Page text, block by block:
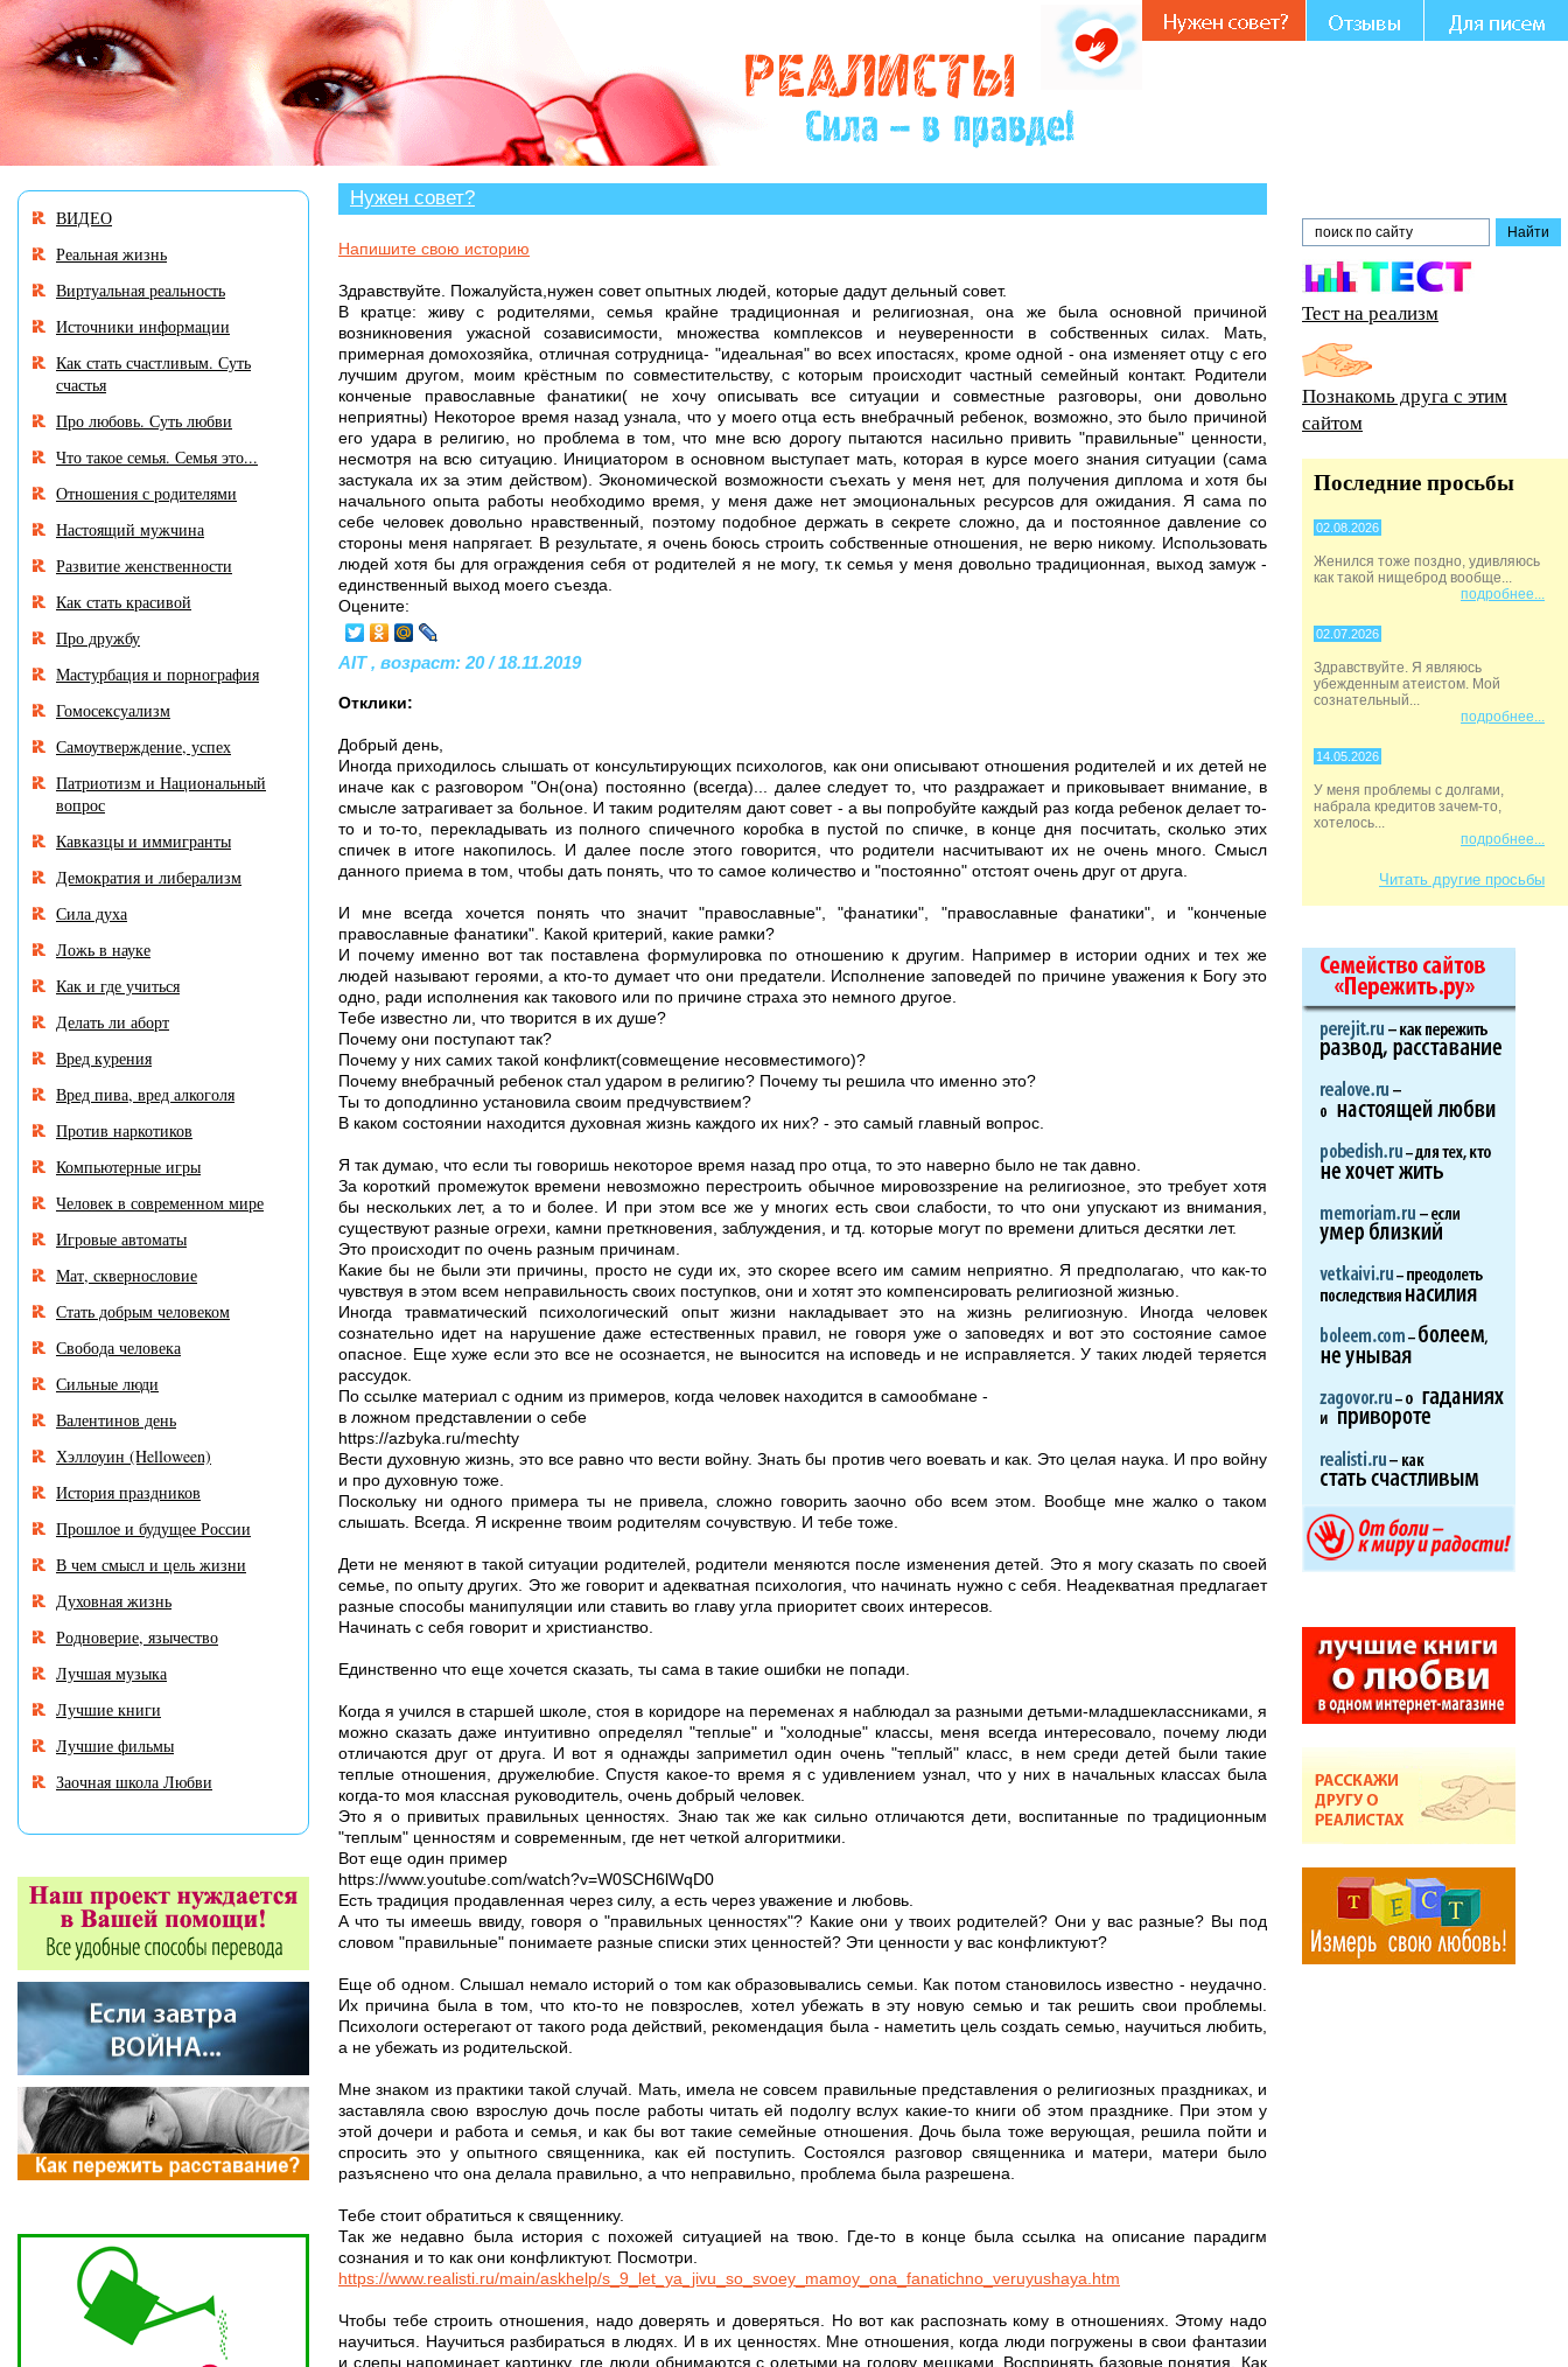
В разделе «Нужен совет?» много историй, авторы которых остро нуждаются в Вашем участии и совете.
Нужен совет?
Напишите свою историю
Здравствуйте. Пожалуйста,нужен совет опытных людей, которые дадут дельный совет.
В кратце: живу с родителями, семья крайне традиционная и религиозная, она же была основной причиной
возникновения ужасной созависимости, множества комплексов и неуверенности в собственных силах. Мать,
примерная домохозяйка, отличная сотрудница- "идеальная" во всех ипостасях, кроме одной - она изменяет отцу с его
лучшим другом, моим крёстным по совместительству, с которым происходит частный семейный контакт. Родители
конченые православные фанатики( не хочу описывать все ситуации и совместные разговоры, они довольно
неприятны) Некоторое время назад узнала, что у моего отца есть внебрачный ребенок, возможно, это было причиной
его удара в религию, но проблема в том, что мне всю дорогу пытаются насильно привить "правильные" ценности,
несмотря на всю ситуацию. Инициатором в основном выступает мать, которая в курсе моего знания ситуации (сама
застукала их за этим действом). Экономической возможности съехать у меня нет, для получения диплома и хотя бы
начального опыта работы необходимо время, у меня даже нет эмоциональных ресурсов для ожидания. Я сама по
себе человек довольно нравственный, поэтому подобное держать в секрете сложно, да и постоянное давление со
стороны меня напрягает. В результате, я очень боюсь строить собственные отношения, не верю никому. Использовать
людей хотя бы для ограждения себя от родителей я не могу, т.к семья у меня довольно традиционная, выход замуж -
единственный выход моего съезда.
Оцените:
AIT , возраст: 20 / 18.11.2019
Отклики:
Добрый день,
Иногда приходилось слышать от консультирующих психологов, как они описывают отношения родителей и их детей не
иначе как с разговором "Он(она) постоянно (всегда)... далее следует то, что раздражает и приковывает внимание, в
смысле затрагивает за больное. И таким родителям дают совет - а вы попробуйте каждый раз когда ребенок делает то-
то и то-то, перекладывать из полного спичечного коробка в пустой по спичке, в конце дня посчитать, сколько этих
спичек в итоге накопилось. И далее после этого говорится, что родители насчитывают их не очень много. Смысл
данного приема в том, чтобы дать понять, что то самое количество и "постоянно" отстоят очень друг от друга.
И мне всегда хочется понять что значит "православные", "фанатики", "православные фанатики", и "конченые
православные фанатики". Какой критерий, какие рамки?
И почему именно вот так поставлена формулировка по отношению к другим. Например в истории одних и тех же
людей называют героями, а кто-то думает что они предатели. Исполнение заповедей по причине уважения к Богу это
одно, ради исполнения как такового или по причине страха это немного другое.
Тебе известно ли, что творится в их душе?
Почему они поступают так?
Почему у них самих такой конфликт(совмещение несовместимого)?
Почему внебрачный ребенок стал ударом в религию? Почему ты решила что именно это?
Ты то доподлинно установила своим предчувствием?
В каком состоянии находится духовная жизнь каждого их них? - это самый главный вопрос.
Я так думаю, что если ты говоришь некоторое время назад про отца, то это наверно было не так давно.
За короткий промежуток времени невозможно перестроить обычное мировоззрение на религиозное, это требует хотя
бы нескольких лет, а то и более. И при этом все же у многих есть свои слабости, то что они упускают из внимания,
существуют разные огрехи, камни преткновения, заблуждения, и тд. которые могут по времени длиться десятки лет.
Это происходит по очень разным причинам.
Какие бы не были эти причины, просто не суди их, это скорее всего им самим неприятно. Я предполагаю, что как-то
чувствуя в этом всем неправильность своих поступков, они и хотят это компенсировать религиозной жизнью.
Иногда травматический психологический опыт жизни накладывает это на жизнь религиозную. Иногда человек
сознательно идет на нарушение даже естественных правил, не говоря уже о заповедях и вот это состояние самое
опасное. Еще хуже если это все не осознается, не выносится на исповедь и не исправляется. У таких людей теряется
рассудок.
По ссылке материал с одним из примеров, когда человек находится в самообмане -
в ложном представлении о себе
https://azbyka.ru/mechty
Вести духовную жизнь, это все равно что вести войну. Знать бы против чего воевать и как. Это целая наука. И про войну
и про духовную тоже.
Поскольку ни одного примера ты не привела, сложно говорить заочно обо всем этом. Вообще мне жалко о таком
слышать. Всегда. Я искренне твоим родителям сочувствую. И тебе тоже.
Дети не меняют в такой ситуации родителей, родители меняются после изменения детей. Это я могу сказать по своей
семье, по опыту других. Это же говорит и адекватная психология, что начинать нужно с себя. Неадекватная предлагает
разные способы манипуляции или ставить во главу угла приоритет своих интересов.
Начинать с себя говорит и христианство.
Единственно что еще хочется сказать, ты сама в такие ошибки не попади.
Когда я учился в старшей школе, стоя в коридоре на переменах я наблюдал за разными детьми-младшеклассниками, я
можно сказать даже интуитивно определял "теплые" и "холодные" классы, меня всегда интересовало, почему люди
отличаются друг от друга. И вот я однажды заприметил один очень "теплый" класс, в нем среди детей были такие
теплые отношения, дружелюбие. Спустя какое-то время я с удивлением узнал, что у них в начальных классах была
когда-то моя классная руководитель, очень добрый человек.
Это я о привитых правильных ценностях. Знаю так же как сильно отличаются дети, воспитанные по традиционным
"теплым" ценностям и современным, где нет четкой алгоритмики.
Вот еще один пример
https://www.youtube.com/watch?v=W0SCH6lWqD0
Есть традиция продавленная через силу, а есть через уважение и любовь.
А что ты имеешь ввиду, говоря о "правильных ценностях"? Какие они у твоих родителей? Они у вас разные? Вы под
словом "правильные" понимаете разные списки этих ценностей? Эти ценности у вас конфликтуют?
Еще об одном. Слышал немало историй о том как образовывались семьи. Как потом становилось известно - неудачно.
Их причина была в том, что кто-то не повзрослев, хотел убежать в эту новую семью и так решить свои проблемы.
Психологи остерегают от такого рода действий, рекомендация была - наметить цель создать семью, научиться любить,
а не убежать из родительской.
Мне знаком из практики такой случай. Мать, имела не совсем правильные представления о религиозных праздниках, и
заставляла свою взрослую дочь после работы читать ей подолгу вслух какие-то книги об этом празднике. При этом у
этой дочери и работа и семья, и как бы вот такие семейные отношения. Дочь была тоже верующая, решила пойти и
спросить это у опытного священника, как ей поступить. Состоялся разговор священника и матери, матери было
разъяснено что она делала правильно, а что неправильно, проблема была разрешена.
Тебе стоит обратиться к священнику.
Так же недавно была история с похожей ситуацией на твою. Где-то в конце была ссылка на описание парадигм
сознания и то как они конфликтуют. Посмотри.
https://www.realisti.ru/main/askhelp/s_9_let_ya_jivu_so_svoey_mamoy_ona_fanatichno_veruyushaya.htm
Чтобы тебе строить отношения, надо доверять и доверяться. Но вот как распознать кому в отношениях. Этому надо
научиться. Научиться разбираться в людях. И в их ценностях. Мне отношения, когда люди погружены в свои фантазии
и слепы напоминает картинку, где люди обнимаются с одетыми на голову мешками. Воспринять базовые понятия. Как
ВИДЕО
Реальная жизнь
Виртуальная реальность
Источники информации
Как стать счастливым. Суть
счастья
Про любовь. Суть любви
Что такое семья. Семья это...
Отношения с родителями
Настоящий мужчина
Развитие женственности
Как стать красивой
Про дружбу
Мастурбация и порнография
Гомосексуализм
Самоутверждение, успех
Патриотизм и Национальный
вопрос
Кавказцы и иммигранты
Демократия и либерализм
Сила духа
Ложь в науке
Как и где учиться
Делать ли аборт
Вред курения
Вред пива, вред алкоголя
Против наркотиков
Компьютерные игры
Человек в современном мире
Игровые автоматы
Мат, сквернословие
Стать добрым человеком
Свобода человека
Сильные люди
Валентинов день
Хэллоуин (Helloween)
История праздников
Прошлое и будущее России
В чем смысл и цель жизни
Духовная жизнь
Родноверие, язычество
Лучшая музыка
Лучшие книги
Лучшие фильмы
Заочная школа Любви
Тест на реализм
Познакомь друга с этим
сайтом
Последние просьбы
02.08.2026
Женился тоже поздно, удивляюсь
как такой нищеброд вообще...
подробнее...
02.07.2026
Здравствуйте. Я являюсь
убежденным атеистом. Мой
сознательный...
подробнее...
14.05.2026
У меня проблемы с долгами,
набрала кредитов зачем-то,
хотелось...
подробнее...
Читать другие просьбы